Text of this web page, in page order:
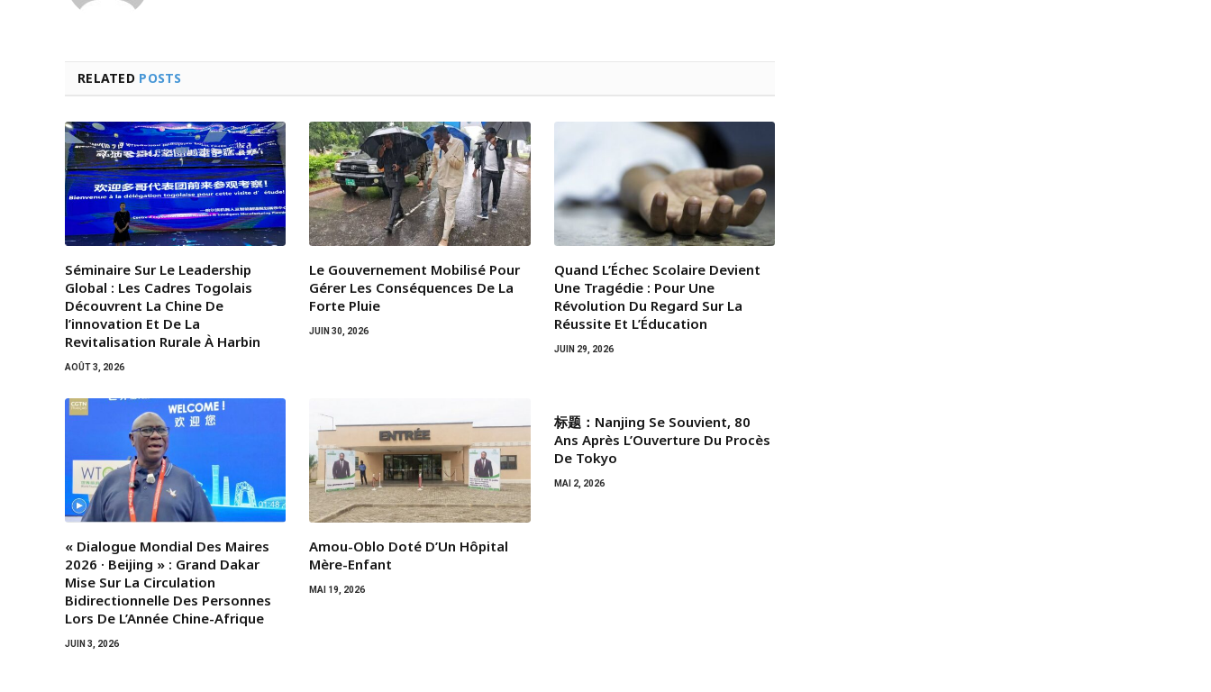
RELATED POSTS
Séminaire Sur Le Leadership
Global : Les Cadres Togolais
Découvrent La Chine De
l’innovation Et De La
Revitalisation Rurale À Harbin
AOÛT 3, 2026
Le Gouvernement Mobilisé Pour
Gérer Les Conséquences De La
Forte Pluie
JUIN 30, 2026
Quand L’Échec Scolaire Devient
Une Tragédie : Pour Une
Révolution Du Regard Sur La
Réussite Et L’Éducation
JUIN 29, 2026
« Dialogue Mondial Des Maires
2026 · Beijing » : Grand Dakar
Mise Sur La Circulation
Bidirectionnelle Des Personnes
Lors De L’Année Chine-Afrique
JUIN 3, 2026
Amou-Oblo Doté D’Un Hôpital
Mère-Enfant
MAI 19, 2026
标题：Nanjing Se Souvient, 80
Ans Après L’Ouverture Du Procès
De Tokyo
MAI 2, 2026